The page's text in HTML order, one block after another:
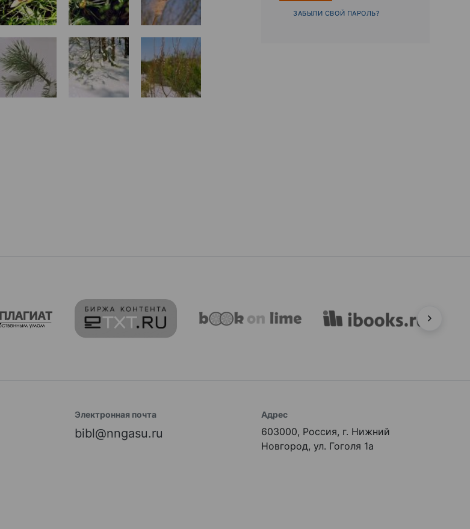
ЗАБЫЛИ СВОЙ ПАРОЛЬ?
Электронная почта
bibl@nngasu.ru
Адрес
603000, Россия, г. Нижний
Новгород, ул. Гоголя 1а